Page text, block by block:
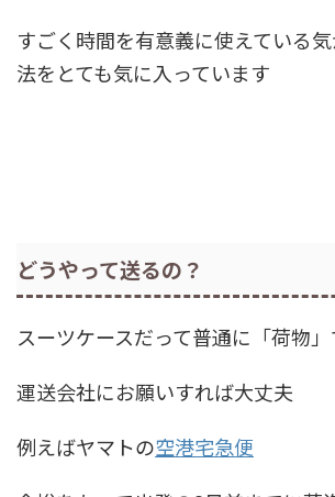
すごく時間を有意義に使えている
法をとても気に入っています
どうやって送るの？
スーツケースだって普通に「荷物
運送会社にお願いすれば大丈夫
例えばヤマトの空港宅急便